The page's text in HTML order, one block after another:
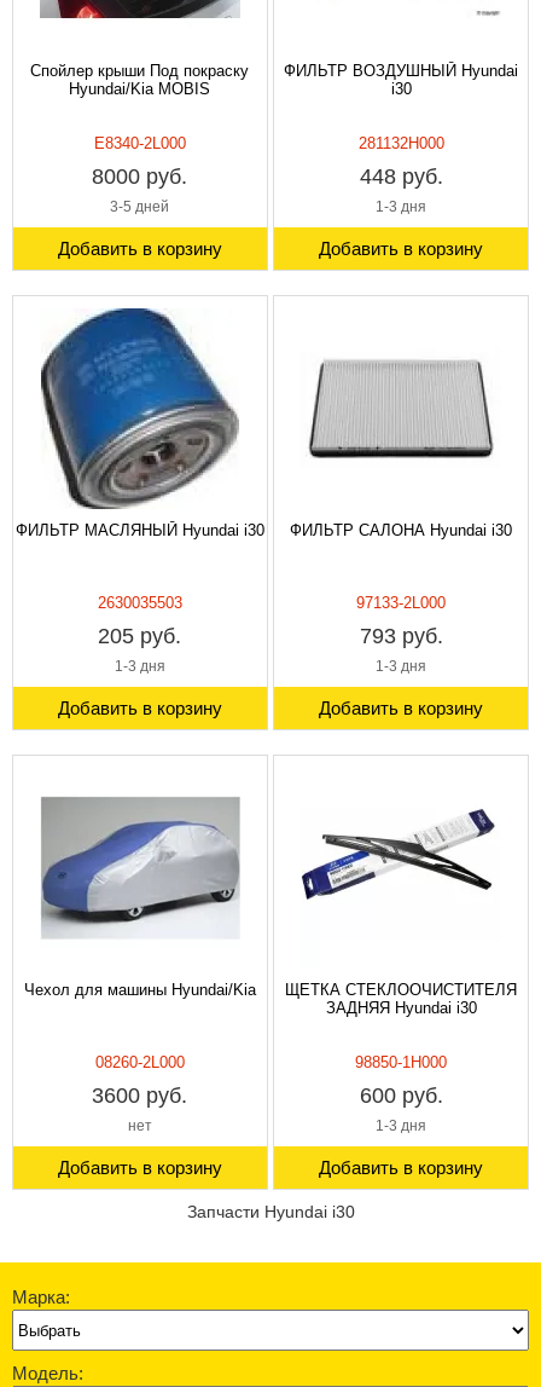
Спойлер крыши Под покраску
Hyundai/Kia MOBIS
E8340-2L000
8000 руб.
3-5 дней
Добавить в корзину
ФИЛЬТР ВОЗДУШНЫЙ Hyundai
i30
281132H000
448 руб.
1-3 дня
Добавить в корзину
ФИЛЬТР МАСЛЯНЫЙ Hyundai i30
2630035503
205 руб.
1-3 дня
Добавить в корзину
ФИЛЬТР САЛОНА Hyundai i30
97133-2L000
793 руб.
1-3 дня
Добавить в корзину
Чехол для машины Hyundai/Kia
08260-2L000
3600 руб.
нет
Добавить в корзину
ЩЕТКА СТЕКЛООЧИСТИТЕЛЯ
ЗАДНЯЯ Hyundai i30
98850-1H000
600 руб.
1-3 дня
Добавить в корзину
Запчасти Hyundai i30
Марка:
Модель: